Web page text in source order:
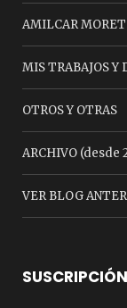
AMILCAR
MIS TRABAJOS Y
OTROS Y OTRAS
ARCHIVO (desde
VER BLOG
SUSCRIPCIÓN